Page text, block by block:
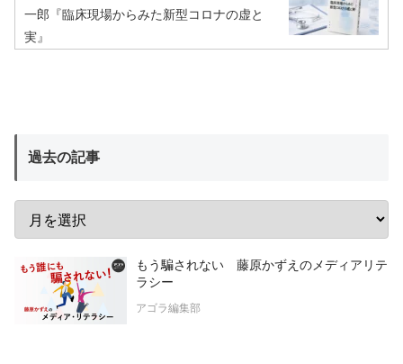
一郎『臨床現場からみた新型コロナの虚と
実』
過去の記事
もう騙されない 藤原かずえのメディアリテ
ラシー
アゴラ編集部